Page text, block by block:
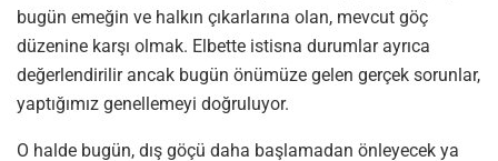
bugün emeğin ve halkın çıkarlarına olan, mevcut göç
düzenine karşı olmak. Elbette istisna durumlar ayrıca
değerlendirilir ancak bugün önümüze gelen gerçek sorunlar,
yaptığımız genellemeyi doğruluyor.
O halde bugün, dış göçü daha başlamadan önleyecek ya